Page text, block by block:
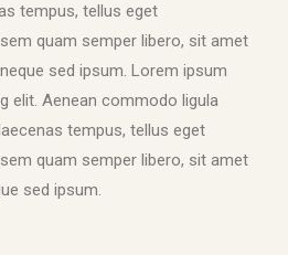
tempus, tellus eget
quam semper libero, sit amet
sed ipsum. Lorem ipsum
elit. Aenean commodo ligula
tempus, tellus eget
quam semper libero, sit amet
sed ipsum.